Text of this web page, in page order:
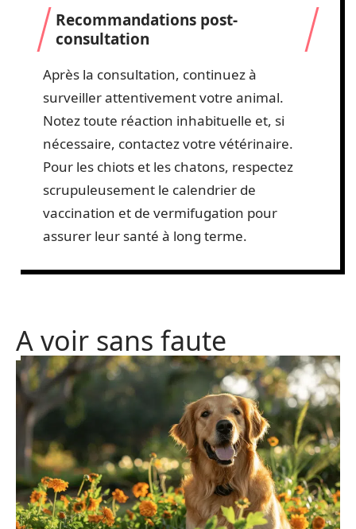
Recommandations post-
consultation
Après la consultation, continuez à
surveiller attentivement votre animal.
Notez toute réaction inhabituelle et, si
nécessaire, contactez votre vétérinaire.
Pour les chiots et les chatons, respectez
scrupuleusement le calendrier de
vaccination et de vermifugation pour
assurer leur santé à long terme.
A voir sans faute